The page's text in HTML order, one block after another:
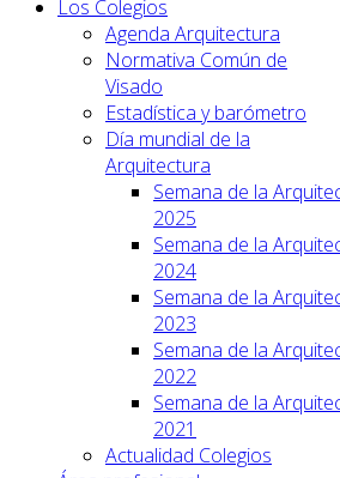
Los Colegios
Agenda Arquitectura
Normativa Común de
Visado
Estadística y barómetro
Día mundial de la
Arquitectura
Semana de la
2025
Semana de la
2024
Semana de la
2023
Semana de la
2022
Semana de la
2021
Actualidad Colegios